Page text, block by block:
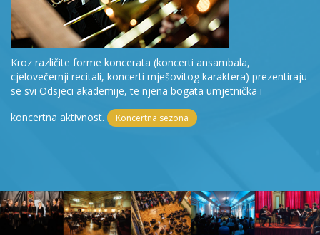
Kroz različite forme koncerata (koncerti ansambala,
cjelovečernji recitali, koncerti mješovitog karaktera) prezentiraju
se svi Odsjeci akademije, te njena bogata umjetnička i
koncertna aktivnost.
Koncertna sezona